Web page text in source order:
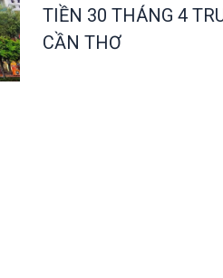
TIỀN 30 THÁNG 4
CẦN THƠ